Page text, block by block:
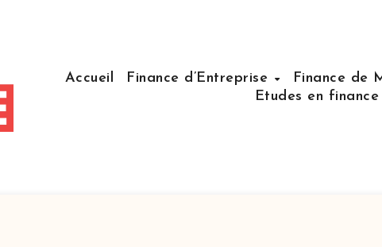
Accueil Finance d’Entreprise Finance de
Etudes en finance